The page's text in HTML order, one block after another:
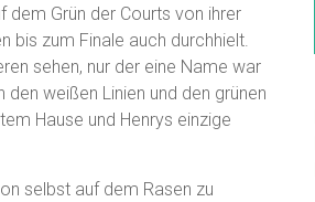
dem Grün der Courts von ihrer
bis zum Finale auch durchhielt.
sehen, nur der eine Name war
weißen Linien und den grünen
Hause und Henrys einzige
selbst auf dem Rasen zu